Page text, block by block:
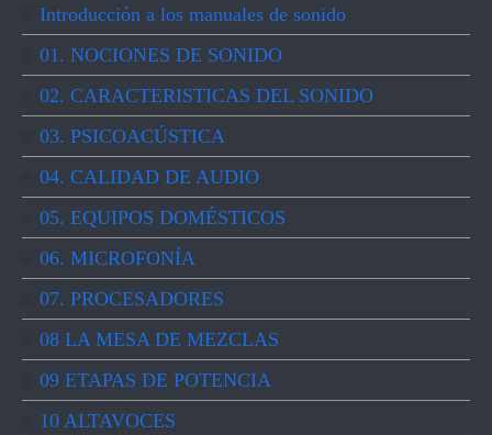
Introducción a los manuales de sonido
01. NOCIONES DE SONIDO
02. CARACTERISTICAS DEL SONIDO
03. PSICOACÚSTICA
04. CALIDAD DE AUDIO
05. EQUIPOS DOMÉSTICOS
06. MICROFONÍA
07. PROCESADORES
08 LA MESA DE MEZCLAS
09 ETAPAS DE POTENCIA
10 ALTAVOCES